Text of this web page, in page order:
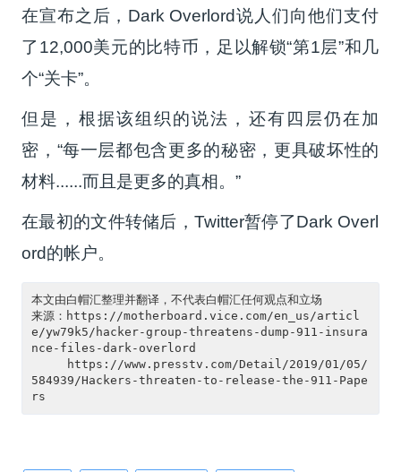
在宣布之后， Dark Overlord说人们向他们支付
了12,000美元的比特币，足以解锁“第1层”和几
个“关卡”。
但是，根据该组织的说法，还有四层仍在加
密，“每一层都包含更多的秘密，更具破坏性的
材料......而且是更多的真相。”
在最初的文件转储后，Twitter暂停了Dark Overl
ord的帐户。
本文由白帽汇整理并翻译，不代表白帽汇任何观点和立场
来源：https://motherboard.vice.com/en_us/articl
e/yw79k5/hacker-group-threatens-dump-911-insura
nce-files-dark-overlord
     https://www.presstv.com/Detail/2019/01/05/
584939/Hackers-threaten-to-release-the-911-Pape